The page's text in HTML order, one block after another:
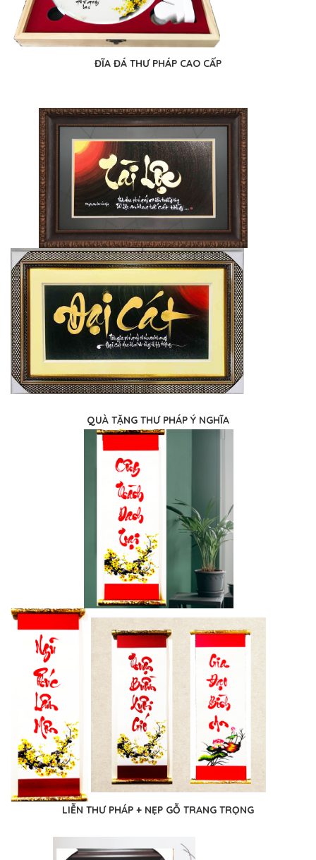
ĐĨA ĐÁ THƯ PHÁP CAO CẤP
QUÀ TẶNG THƯ PHÁP Ý NGHĨA
LIỄN THƯ PHÁP + NẸP GỖ TRANG TRỌNG